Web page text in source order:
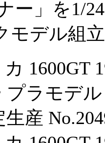
ー」を1/
モデル組